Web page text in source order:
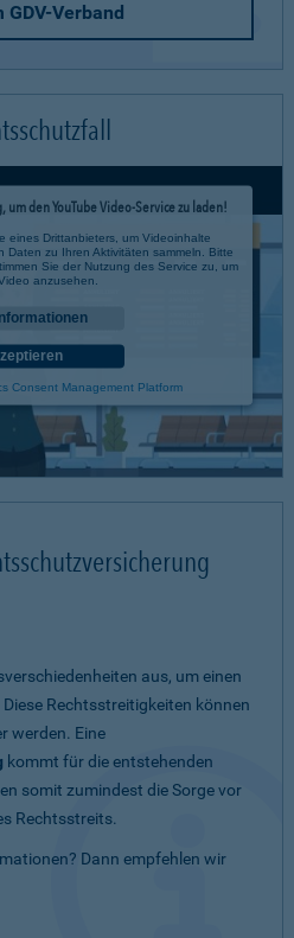
GDV-Verband
den YouTube Video-Service zu laden!
eines Drittanbieters, um Videoinhalte
Daten zu Ihren Aktivitäten sammeln. Bitte
Sie der Nutzung des Service zu, um
anzusehen.
Consent Management Platform
aus, um einen
Rechtsstreitigkeiten können
werden. Eine
kommt für die entstehenden
somit zumindest die Sorge vor
Rechtsstreits.
Dann empfehlen wir